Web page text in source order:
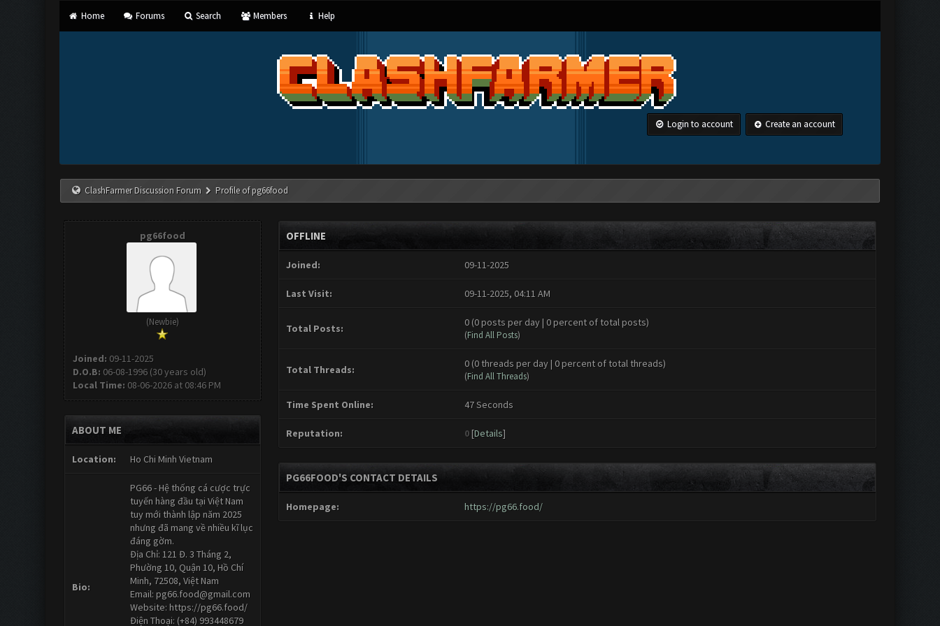
Home Forums Search Members Help
Login to account Create an account
ClashFarmer Discussion Forum Profile of pg66food
pg66food
(Newbie)
Joined: 09-11-2025
D.O.B: 06-08-1996 (30 years old)
Local Time: 08-06-2026 at 08:46 PM
ABOUT ME
Location: Ho Chi Minh Vietnam
Bio:
PG66 - Hệ thống cá cược trực
tuyến hàng đầu tại Việt Nam
tuy mới thành lập năm 2025
nhưng đã mang về nhiều kĩ lục
đáng gờm.
Địa Chỉ: 121 Đ. 3 Tháng 2,
Phường 10, Quận 10, Hồ Chí
Minh, 72508, Việt Nam
Email: pg66.food@gmail.com
Website: https://pg66.food/
Điện Thoại: (+84) 993448679
OFFLINE
Joined: 09-11-2025
Last Visit: 09-11-2025, 04:11 AM
Total Posts: 0 (0 posts per day | 0 percent of total posts)
(Find All Posts)
Total Threads: 0 (0 threads per day | 0 percent of total threads)
(Find All Threads)
Time Spent Online: 47 Seconds
Reputation: 0 [Details]
PG66FOOD'S CONTACT DETAILS
Homepage: https://pg66.food/